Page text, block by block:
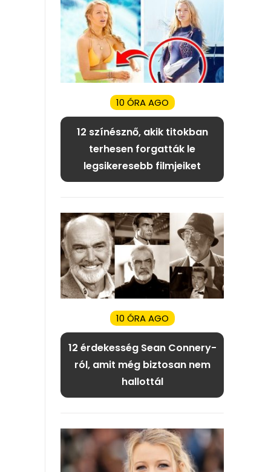
10 ÓRA AGO
12 színésznő, akik titokban
terhesen forgatták le
legsikeresebb filmjeiket
10 ÓRA AGO
12 érdekesség Sean Connery-
ról, amit még biztosan nem
hallottál